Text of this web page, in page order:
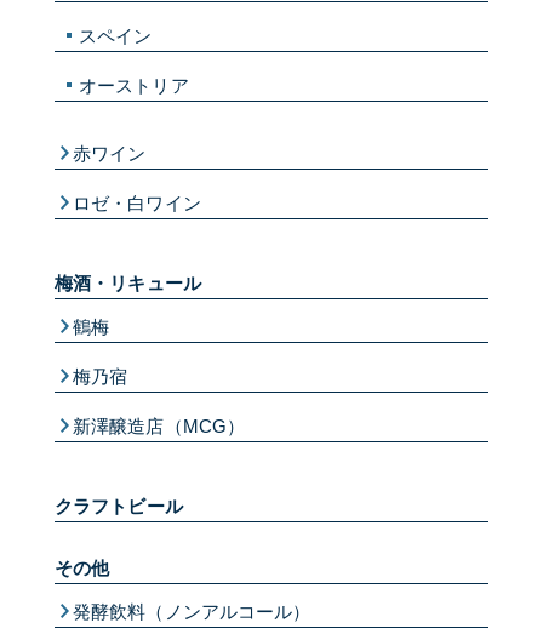
スペイン
オーストリア
赤ワイン
ロゼ・白ワイン
梅酒・リキュール
鶴梅
梅乃宿
新澤醸造店（MCG）
クラフトビール
その他
発酵飲料（ノンアルコール）